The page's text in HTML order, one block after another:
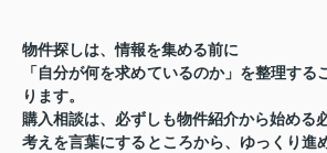
物件探しは、情報を集める前に
「自分が何を求めているのか」を整理する
ります。
購入相談は、必ずしも物件紹介から始める
考えを言葉にするところから、ゆっくり進